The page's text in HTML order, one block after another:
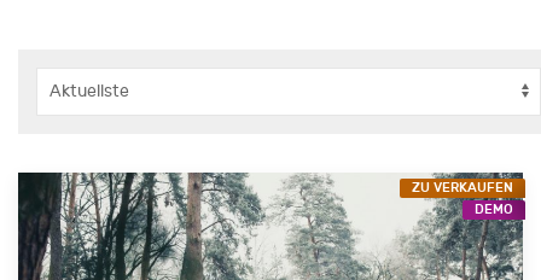
ZU VERKAUFEN
DEMO